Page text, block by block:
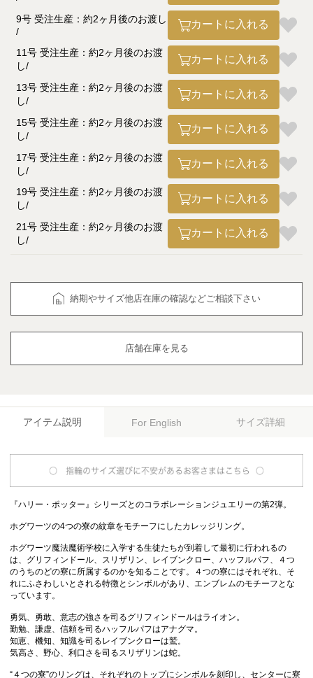
9号 受注生産：約2ヶ月後のお渡し カートに入れる
11号 受注生産：約2ヶ月後のお渡
し
カートに入れる
13号 受注生産：約2ヶ月後のお渡
し
カートに入れる
15号 受注生産：約2ヶ月後のお渡
し
カートに入れる
17号 受注生産：約2ヶ月後のお渡
し
カートに入れる
19号 受注生産：約2ヶ月後のお渡
し
カートに入れる
21号 受注生産：約2ヶ月後のお渡
し
カートに入れる
納期やサイズ他店在庫の確認などご相談下さい
店舗在庫を見る
アイテム説明 For English サイズ詳細
『ハリー・ポッター』シリーズとのコラボレーションジュエリーの第2弾。
ホグワーツの4つの寮の紋章をモチーフにしたカレッジリング。
ホグワーツ魔法魔術学校に入学する生徒たちが到着して最初に行われるの
は、グリフィンドール、スリザリン、レイブンクロー、ハッフルパフ、４つ
のうちのどの寮に所属するのかを知ることです。４つの寮にはそれぞれ、そ
れにふさわしいとされる特徴とシンボルがあり、エンブレムのモチーフとな
っています。
勇気、勇敢、意志の強さを司るグリフィンドールはライオン。
勤勉、謙虚、信頼を司るハッフルパフはアナグマ。
知恵、機知、知識を司るレイブンクローは鷲。
気高さ、野心、利口さを司るスリザリンは蛇。
“４つの寮”のリングは、それぞれのトップにシンボルを刻印し、センターに寮